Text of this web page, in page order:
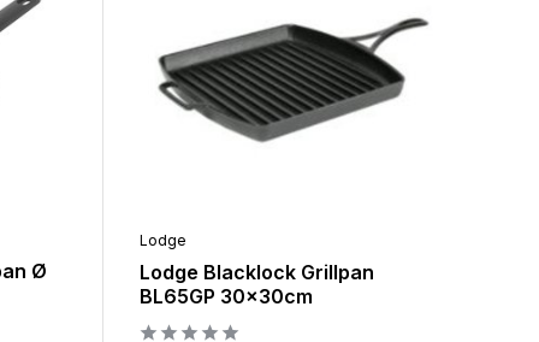
Ø
Lodge
Lodge Blacklock Grillpan
BL65GP 30x30cm